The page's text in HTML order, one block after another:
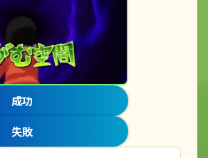
成功
失敗